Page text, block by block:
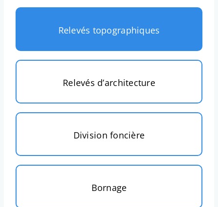
Relevés topographiques
Relevés d’architecture
Division foncière
Bornage